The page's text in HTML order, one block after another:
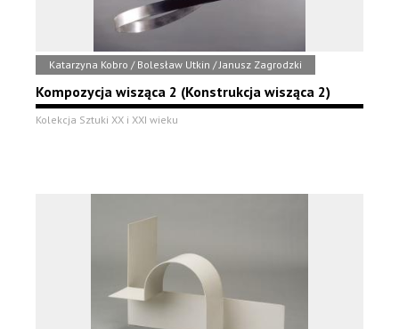
Katarzyna Kobro / Bolesław Utkin / Janusz Zagrodzki
Kompozycja wisząca 2 (Konstrukcja wisząca 2)
Kolekcja Sztuki XX i XXI wieku